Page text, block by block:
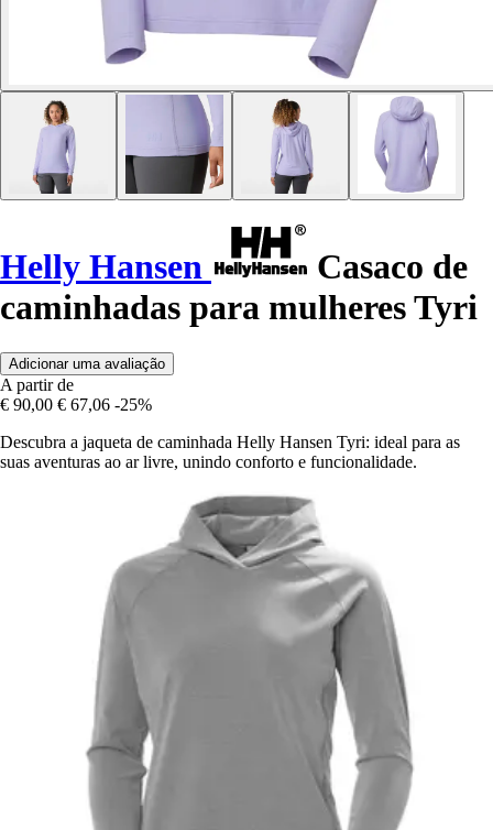
Helly Hansen
Casaco de
caminhadas para mulheres Tyri
Adicionar uma avaliação
A partir de
€ 90,00 € 67,06 -25%
Descubra a jaqueta de caminhada Helly Hansen Tyri: ideal para as
suas aventuras ao ar livre, unindo conforto e funcionalidade.